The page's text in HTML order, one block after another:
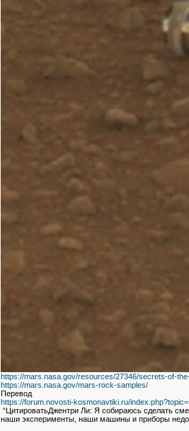
https://mars.nasa.gov/resources/27346/secrets-of-
https://mars.nasa.gov/mars-rock-samples/
Перевод
https://forum.novosti-kosmonavtiki.ru/
“ЦитироватьДжентри Ли: Я собираюсь сделать
наши эксперименты, наши машины и приборы